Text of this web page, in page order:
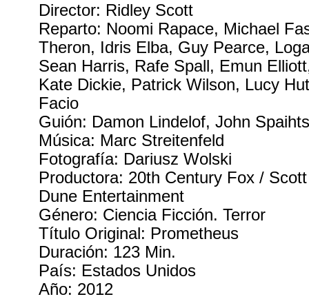
Director: Ridley Scott
Reparto: Noomi Rapace, Michael
Theron, Idris Elba, Guy Pearce,
Sean Harris, Rafe Spall, Emun
Kate Dickie, Patrick Wilson, Lucy
Facio
Guión: Damon Lindelof, John
Música: Marc Streitenfeld
Fotografía: Dariusz Wolski
Productora: 20th Century Fox /
Dune Entertainment
Género: Ciencia Ficción. Terror
Título Original: Prometheus
Duración: 123 Min.
País: Estados Unidos
Año: 2012